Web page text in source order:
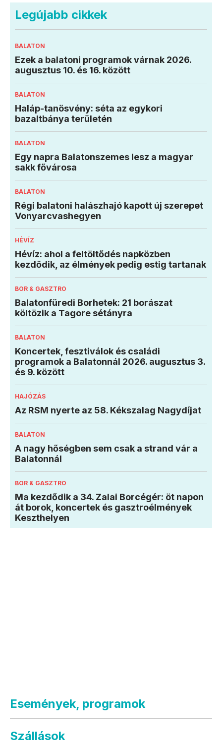
Legújabb cikkek
BALATON
Ezek a balatoni programok várnak 2026.
augusztus 10. és 16. között
BALATON
Haláp-tanösvény: séta az egykori
bazaltbánya területén
BALATON
Egy napra Balatonszemes lesz a magyar
sakk fővárosa
BALATON
Régi balatoni halászhajó kapott új szerepet
Vonyarcvashegyen
HÉVÍZ
Hévíz: ahol a feltöltődés napközben
kezdődik, az élmények pedig estig tartanak
BOR & GASZTRO
Balatonfüredi Borhetek: 21 borászat
költözik a Tagore sétányra
BALATON
Koncertek, fesztiválok és családi
programok a Balatonnál 2026. augusztus 3.
és 9. között
HAJÓZÁS
Az RSM nyerte az 58. Kékszalag Nagydíjat
BALATON
A nagy hőségben sem csak a strand vár a
Balatonnál
BOR & GASZTRO
Ma kezdődik a 34. Zalai Borcégér: öt napon
át borok, koncertek és gasztroélmények
Keszthelyen
Események, programok
Szállások